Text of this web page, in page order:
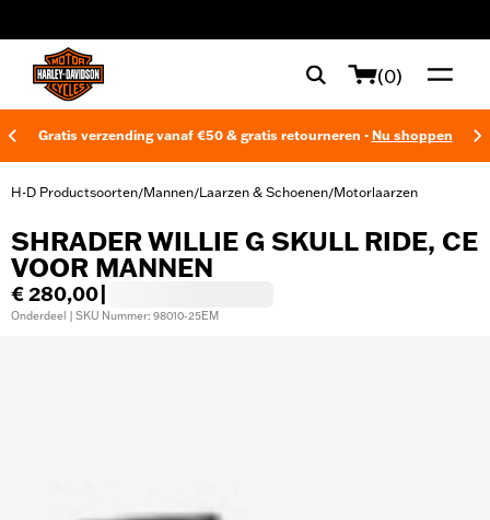
(0)
Gratis verzending vanaf €50 & gratis retourneren - Nu shoppen
H-D Productsoorten/Mannen/Laarzen & Schoenen/Motorlaarzen
SHRADER WILLIE G SKULL RIDE, CE
VOOR MANNEN
€ 280,00
Onderdeel | SKU Nummer: 98010-25EM